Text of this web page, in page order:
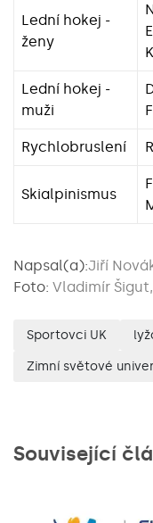
Lední hokej -
ženy
Lední hokej -
muži
Rychlobruslení
Skialpinismus
Napsal(a):Jiří
Foto: Vladimír
Sportovci UK
Zimní světové
Související